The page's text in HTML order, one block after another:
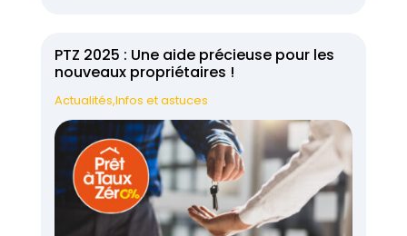
PTZ 2025 : Une aide précieuse pour les
nouveaux propriétaires !
Actualités,Infos et astuces